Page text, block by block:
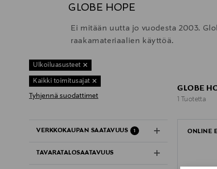
GLOBE HOPE
Ei mitään uutta jo vuodesta 2003.
raakamateriaalien käyttöä.
Ulkoiluasusteet
Kaikki toimitusajat
Tyhjennä suodattimet
VERKKOKAUPAN SAATAVUUS 1
TAVARATALOSAATAVUUS
GLOBE
1 Tuotetta
ONLINE